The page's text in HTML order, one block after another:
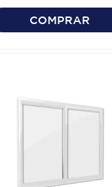
COMPRAR